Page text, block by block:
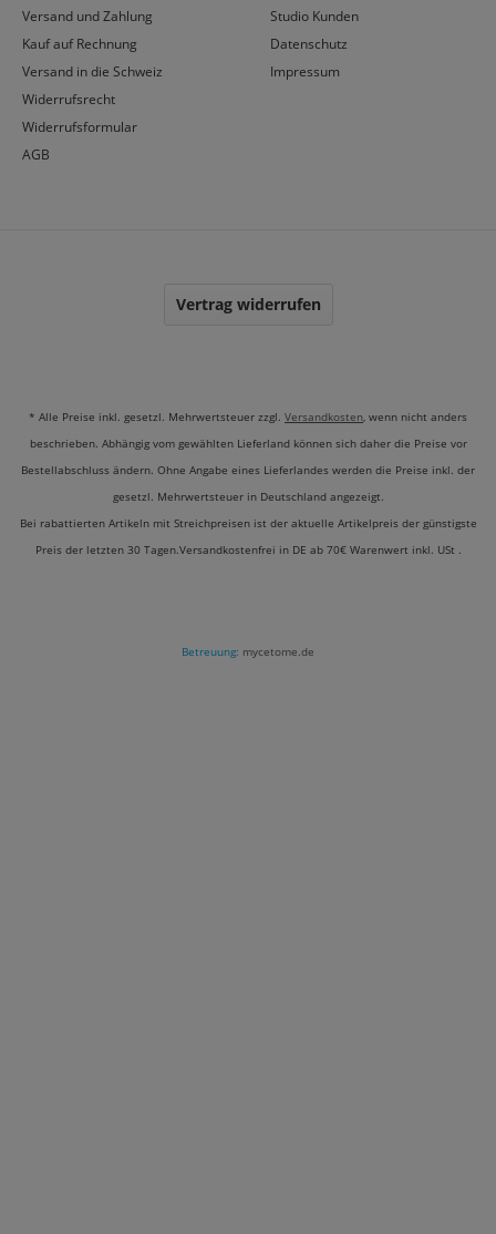
Versand und Zahlung
Kauf auf Rechnung
Versand in die Schweiz
Widerrufsrecht
Widerrufsformular
AGB
Studio Kunden
Datenschutz
Impressum
Vertrag widerrufen
* Alle Preise inkl. gesetzl. Mehrwertsteuer zzgl. Versandkosten , wenn nicht anders
beschrieben. Abhängig vom gewählten Lieferland können sich daher die Preise vor
Bestellabschluss ändern. Ohne Angabe eines Lieferlandes werden die Preise inkl. der
gesetzl. Mehrwertsteuer in Deutschland angezeigt.
Bei rabattierten Artikeln mit Streichpreisen ist der aktuelle Artikelpreis der günstigste
Preis der letzten 30 Tagen.Versandkostenfrei in DE ab 70€ Warenwert inkl. USt .
Betreuung: mycetome.de